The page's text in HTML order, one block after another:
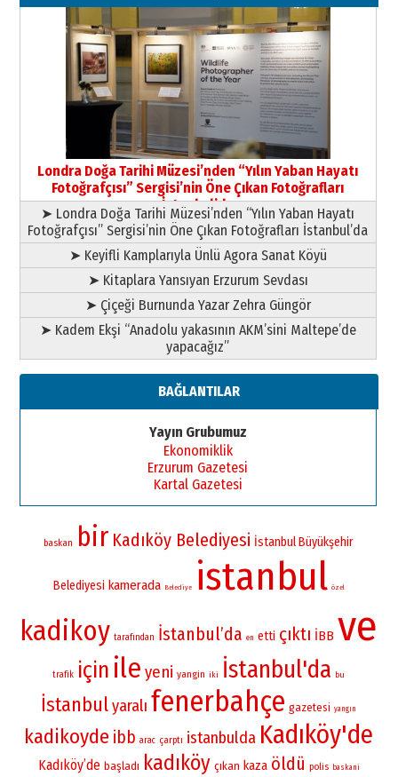
03 Ağustos 2026 Pazartesi
Yıldırım Gündoğdu
HAVVA’NIN ÜÇ KIZI
09 Temmuz 2026 Perşembe
Yusuf POLAT
Şampiyonluk Sebahattin Şirin’e
yazar
11 Mayıs 2026 Pazartesi
Londra Doğa Tarihi Müzesi’nden “Yılın Yaban Hayatı
Fotoğrafçısı” Sergisi’nin Öne Çıkan Fotoğrafları
İstanbul’da
➤ Londra Doğa Tarihi Müzesi’nden “Yılın Yaban Hayatı
Fotoğrafçısı” Sergisi’nin Öne Çıkan Fotoğrafları İstanbul’da
➤ Keyifli Kamplarıyla Ünlü Agora Sanat Köyü
➤ Kitaplara Yansıyan Erzurum Sevdası
➤ Çiçeği Burnunda Yazar Zehra Güngör
➤ Kadem Ekşi “Anadolu yakasının AKM’sini Maltepe’de
yapacağız”
BAĞLANTILAR
Yayın Grubumuz
Ekonomiklik
Erzurum Gazetesi
Kartal Gazetesi
baskan bir Kadıköy Belediyesi İstanbul Büyükşehir
Belediyesi kamerada Belediye istanbul özel
kadikoy tarafından İstanbul’da en etti çıktı İBB ve
trafik için ile yeni yangin iki İstanbul'da bu
İstanbul yaralı fenerbahçe gazetesi yangın
kadikoyde ibb arac çarptı istanbulda Kadıköy'de
Kadıköy’de başladı kadıköy çıkan kaza öldü polis baskani